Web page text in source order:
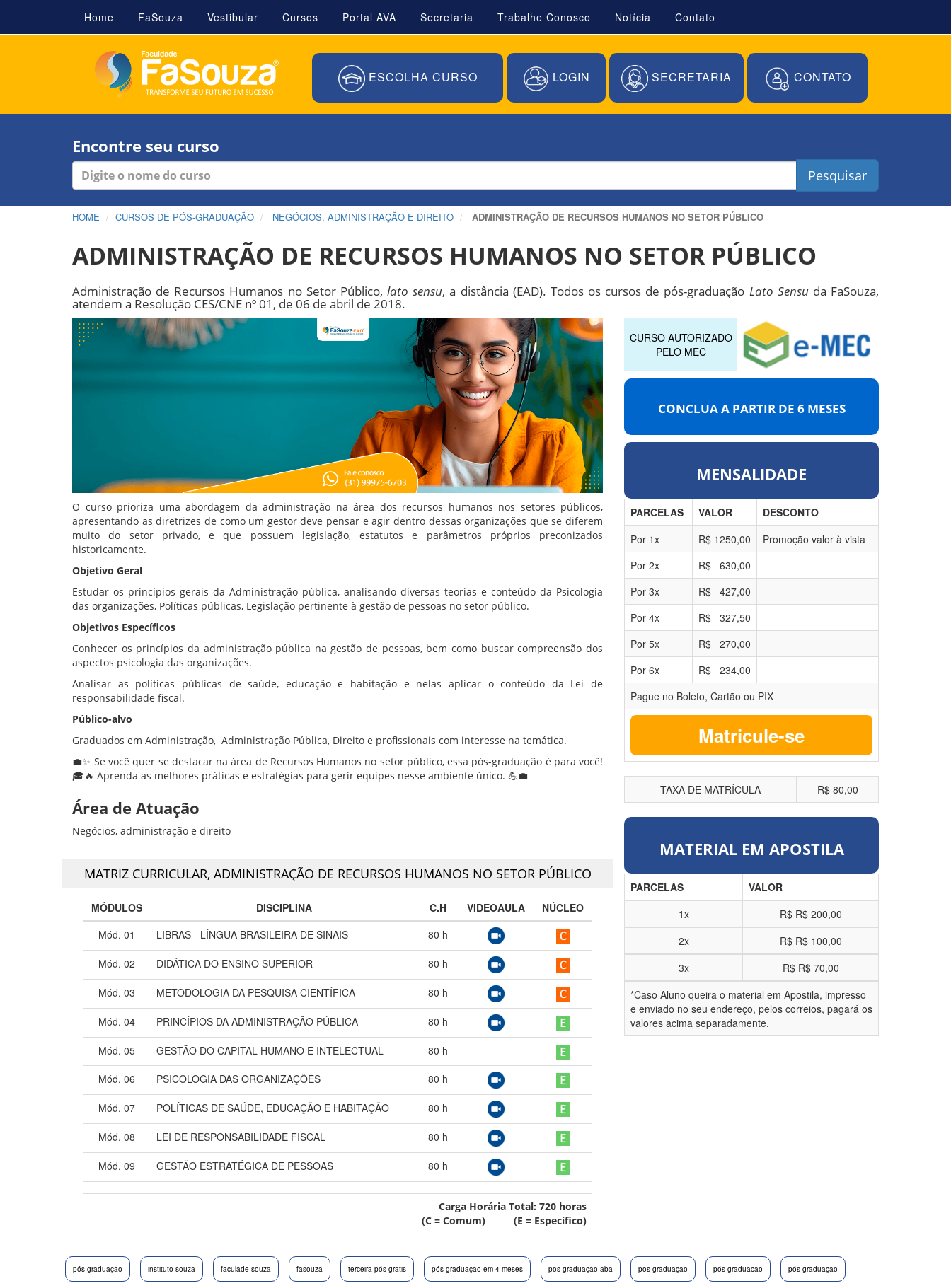
Home FaSouza Vestibular Cursos Portal AVA Secretaria Trabalhe Conosco Notícia Contato
ESCOLHA CURSO LOGIN SECRETARIA CONTATO
Encontre seu curso
Pesquisar
HOME CURSOS DE PÓS-GRADUAÇÃO NEGÓCIOS, ADMINISTRAÇÃO E DIREITO ADMINISTRAÇÃO DE RECURSOS HUMANOS NO SETOR PÚBLICO
ADMINISTRAÇÃO DE RECURSOS HUMANOS NO SETOR PÚBLICO
Administração de Recursos Humanos no Setor Público,lato sensu, a distância (EAD). Todos os cursos de pós-graduação Lato Sensuda FaSouza,
atendem a Resolução CES/CNE nº 01, de 06 de abril de 2018.
O curso prioriza uma abordagem da administração na área dos recursos humanos nos setores públicos,
apresentando as diretrizes de como um gestor deve pensar e agir dentro dessas organizações que se diferem
muito do setor privado, e que possuem legislação, estatutos e parâmetros próprios preconizados
historicamente.
Objetivo Geral
Estudar os princípios gerais da Administração pública, analisando diversas teorias e conteúdo da Psicologia
das organizações, Políticas públicas, Legislação pertinente à gestão de pessoas no setor público.
Objetivos Específicos
Conhecer os princípios da administração pública na gestão de pessoas, bem como buscar compreensão dos
aspectos psicologia das organizações.
Analisar as políticas públicas de saúde, educação e habitação e nelas aplicar o conteúdo da Lei de
responsabilidade fiscal.
Público-alvo
Graduados em Administração, Administração Pública, Direito e profissionais com interesse na temática.
💼✨ Se você quer se destacar na área de Recursos Humanos no setor público, essa pós-graduação é para você!
🎓🔥 Aprenda as melhores práticas e estratégias para gerir equipes nesse ambiente único. 💪💼
Área de Atuação
Negócios, administração e direito
MATRIZ CURRICULAR, ADMINISTRAÇÃO DE RECURSOS HUMANOS NO SETOR PÚBLICO
MÓDULOS DISCIPLINA C.H VIDEOAULA
NÚCLEO
Mód. 01
LIBRAS - LÍNGUA BRASILEIRA DE SINAIS 80 h
Mód. 02 DIDÁTICA DO ENSINO SUPERIOR 80 h
Mód. 03 METODOLOGIA DA PESQUISA CIENTÍFICA 80 h
Mód. 04 PRINCÍPIOS DA ADMINISTRAÇÃO PÚBLICA 80 h
Mód. 05 GESTÃO DO CAPITAL HUMANO E INTELECTUAL 80 h
Mód. 06
PSICOLOGIA DAS ORGANIZAÇÕES 80 h
Mód. 07 POLÍTICAS DE SAÚDE, EDUCAÇÃO E HABITAÇÃO 80 h
Mód. 08 LEI DE RESPONSABILIDADE FISCAL 80 h
Mód. 09 GESTÃO ESTRATÉGICA DE PESSOAS 80 h
Carga Horária Total: 720 horas
(C = Comum) (E = Específico)
CURSO AUTORIZADO
PELO MEC
CONCLUA A PARTIR DE 6 MESES
MENSALIDADE
PARCELAS VALOR
DESCONTO
Por 1x R$ 1250,00
Promoção valor à vista
Por 2x R$ 630,00
Por 3x R$ 427,00
Por 4x R$ 327,50
Por 5x R$ 270,00
Por 6x R$ 234,00
Pague no Boleto, Cartão ou PIX
Matricule-se
TAXA DE MATRÍCULA R$ 80,00
MATERIAL EM APOSTILA
PARCELAS
VALOR
1x
R$ R$ 200,00
2x
R$ R$ 100,00
3x
R$ R$ 70,00
*Caso Aluno queira o material em Apostila, impresso
e enviado no seu endereço, pelos correios, pagará os
valores acima separadamente.
pós-graduação instituto souza faculade souza fasouza terceira pós gratis pós graduação em 4 meses pos graduação aba pos graduação pós graduacao pós-graduação